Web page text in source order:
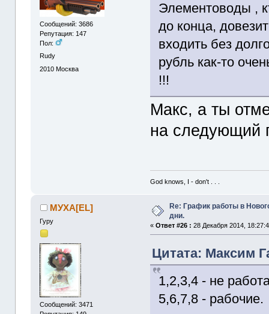
Сообщений: 3686
Репутация: 147
Пол:
Rudy
2010 Москва
Элементоводы ,
до конца,
входить без
рубль как-то
!!!
Макс, а ты
на следующий
God knows, I - don't . . .
МУХА[ЕL]
Гуру
Сообщений: 3471
Re: График работы в
дни.
«Ответ #26 : 28 Декабря 2014,
Цитата: Максим
1,2,3,4 - не
5,6,7,8 - рабочие.